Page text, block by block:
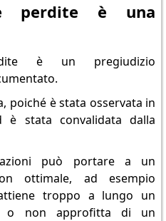
perdite è una
è un pregiudizio
poiché è stata osservata in
è stata convalidata dalla
può portare a un
ottimale, ad esempio
troppo a lungo un
o non approfitta di un